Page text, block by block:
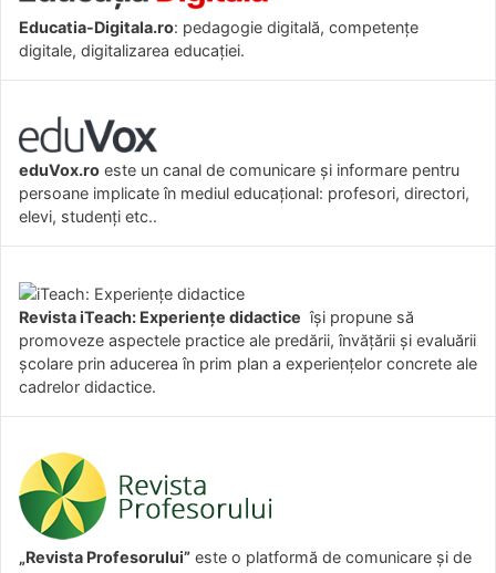
Educatia-Digitala.ro: pedagogie digitală, competențe
digitale, digitalizarea educației.
eduVox.ro este un canal de comunicare și informare pentru
persoane implicate în mediul educațional: profesori, directori,
elevi, studenți etc..
Revista iTeach: Experienţe didactice îşi propune să
promoveze aspectele practice ale predării, învăţării şi evaluării
şcolare prin aducerea în prim plan a experienţelor concrete ale
cadrelor didactice.
„Revista Profesorului” este o platformă de comunicare și de